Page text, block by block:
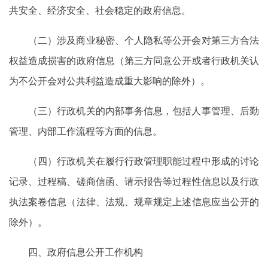
共安全、经济安全、社会稳定的政府信息。
（二）涉及商业秘密、个人隐私等公开会对第三方合法
权益造成损害的政府信息（第三方同意公开或者行政机关认
为不公开会对公共利益造成重大影响的除外）。
（三）行政机关的内部事务信息，包括人事管理、后勤
管理、内部工作流程等方面的信息。
（四）行政机关在履行行政管理职能过程中形成的讨论
记录、过程稿、磋商信函、请示报告等过程性信息以及行政
执法案卷信息（法律、法规、规章规定上述信息应当公开的
除外）。
四、政府信息公开工作机构